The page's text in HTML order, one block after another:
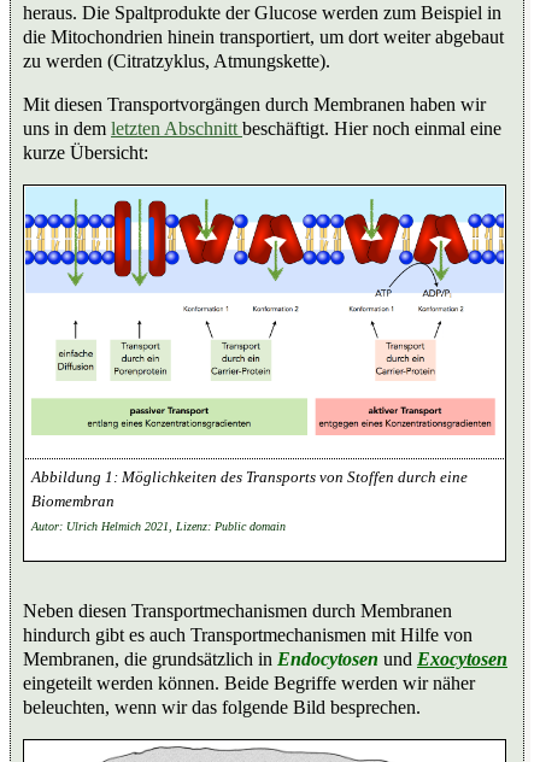
heraus. Die Spaltprodukte der Glucose werden zum Beispiel in
die Mitochondrien hinein transportiert, um dort weiter abgebaut
zu werden (Citratzyklus, Atmungskette).
Mit diesen Transportvorgängen durch Membranen haben wir
uns in dem letzten Abschnitt beschäftigt. Hier noch einmal eine
kurze Übersicht:
Möglichkeiten des Transports von Stoffen durch eine
Biomembran
Autor: Ulrich Helmich 2021, Lizenz: Public domain
Neben diesen Transportmechanismen durch Membranen
hindurch gibt es auch Transportmechanismen mit Hilfe von
Membranen, die grundsätzlich in Endocytosen und Exocytosen
eingeteilt werden können. Beide Begriffe werden wir näher
beleuchten, wenn wir das folgende Bild besprechen.